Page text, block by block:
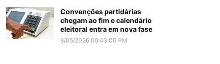
Convenções partidárias
chegam ao fim e calendário
eleitoral entra em nova fase
8/05/2026 05:43:00 PM